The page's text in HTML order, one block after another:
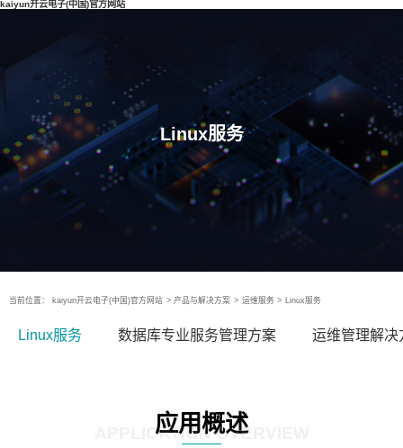
kaiyun开云电子(中国)官方网站
Linux服务
当前位置： kaiyun开云电子(中国)官方网站 > 产品与解决方案 > 运维服务 > Linux服务
Linux服务 数据库专业服务管理方案 运维管理解决
应用概述
APPLICATION OVERVIEW